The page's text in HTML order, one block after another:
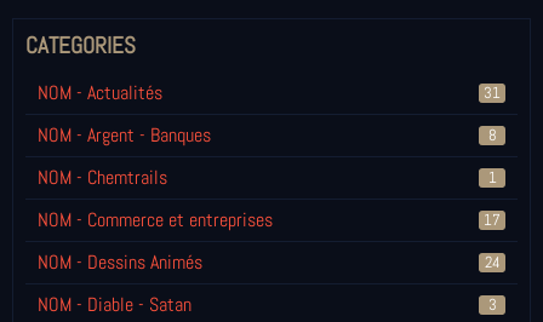
CATEGORIES
NOM - Actualités 31
NOM - Argent - Banques 8
NOM - Chemtrails 1
NOM - Commerce et entreprises 17
NOM - Dessins Animés 24
NOM - Diable - Satan 3